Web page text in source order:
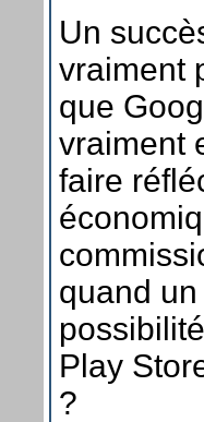
Un
vraiment
que
vraiment
faire
quand
Play
?